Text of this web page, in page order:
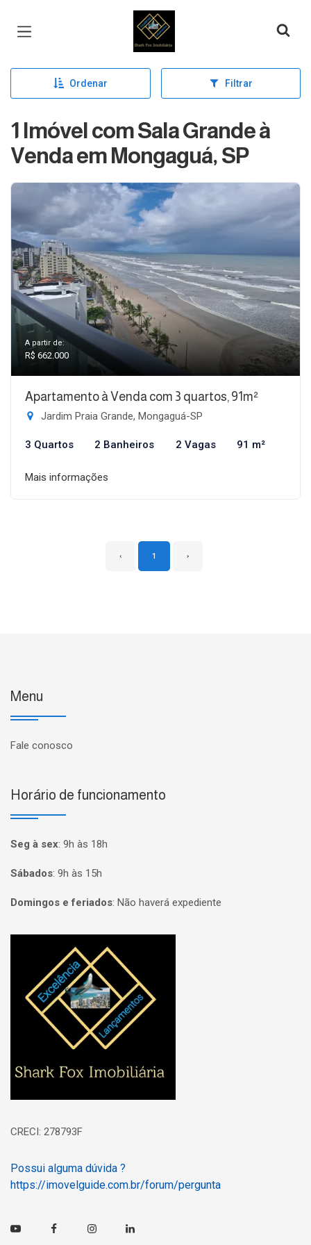
Página inicial
Ordenar Filtrar
1 Imóvel com Sala Grande à
Venda em Mongaguá, SP
A partir de:
R$ 662.000
Apartamento à Venda com 3 quartos, 91m²
Jardim Praia Grande, Mongaguá-SP
3 Quartos 2 Banheiros 2 Vagas 91 m²
Mais informações
‹ 1 ›
Menu
Fale conosco
Horário de funcionamento
Seg à sex: 9h às 18h
Sábados: 9h às 15h
Domingos e feriados: Não haverá expediente
Página inicial
CRECI: 278793F
Possui alguma dúvida ?
https://imovelguide.com.br/forum/pergunta
Youtube FacebookInstagramLinkedin